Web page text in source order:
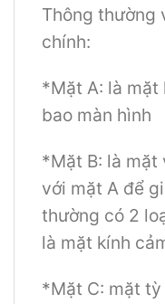
Thông thường
chính:
*Mặt A: là mặt
bao màn hình
*Mặt B: là mặt
với mặt A để
thường có 2
là mặt kính
*Mặt C: mặt